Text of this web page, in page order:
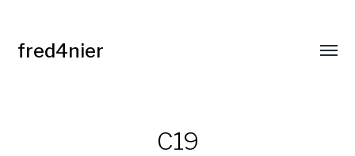
fred4nier
C19